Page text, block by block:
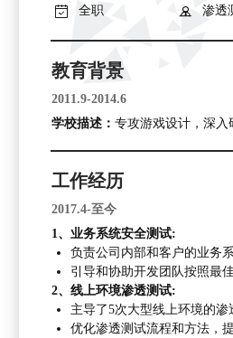
 全职  渗透
教育背景
2011.9-2014.6
学校描述： 专攻游戏设计，深入
工作经历
2017.4-至今
1、业务系统安全测试:
负责公司内部和客户的业务
引导和协助开发团队按照最
2、线上环境渗透测试:
主导了5次大型线上环境的
优化渗透测试流程和方法，